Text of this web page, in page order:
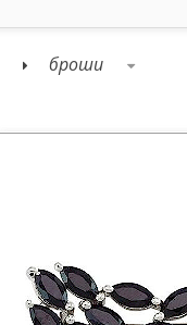
броши